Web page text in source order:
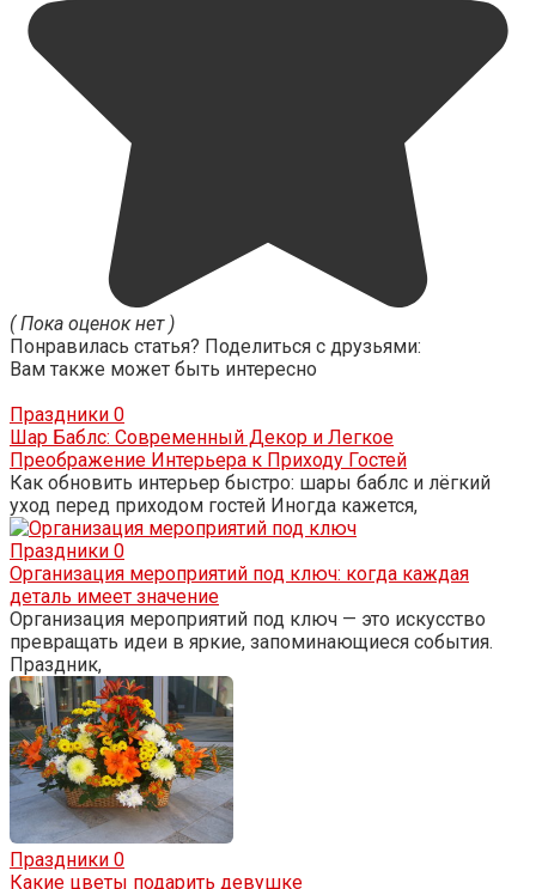
( Пока оценок нет )
Понравилась статья? Поделиться с друзьями:
Вам также может быть интересно
Праздники 0
Шар Баблс: Современный Декор и Легкое
Преображение Интерьера к Приходу Гостей
Как обновить интерьер быстро: шары баблс и лёгкий
уход перед приходом гостей Иногда кажется,
Праздники 0
Организация мероприятий под ключ: когда каждая
деталь имеет значение
Организация мероприятий под ключ — это искусство
превращать идеи в яркие, запоминающиеся события.
Праздник,
Праздники 0
Какие цветы подарить девушке